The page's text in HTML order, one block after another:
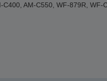
AM-C550, WF-879R, WF-